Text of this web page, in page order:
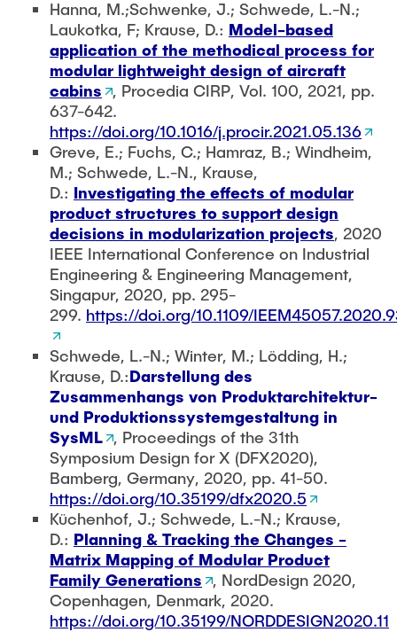
Hanna, M.;Schwenke, J.; Schwede, L.-N.;
Laukotka, F; Krause, D.: Model-based
application of the methodical process for
modular lightweight design of aircraft
cabins
, Procedia CIRP, Vol. 100, 2021, pp.
637-642.
https://doi.org/10.1016/j.procir.2021.05.136
Greve, E.; Fuchs, C.; Hamraz, B.; Windheim,
M.; Schwede, L.-N., Krause,
D.: Investigating the effects of modular
product structures to support design
decisions in modularization projects, 2020
IEEE International Conference on Industrial
Engineering & Engineering Management,
Singapur, 2020, pp. 295-
299. https://doi.org/10.1109/
Schwede, L.-N.; Winter, M.; Lödding, H.;
Krause, D.:Darstellung des
Zusammenhangs von Produktarchitektur-
und Produktionssystemgestaltung in
SysML , Proceedings of the 31th
Symposium Design for X (DFX2020),
Bamberg, Germany, 2020, pp. 41-50.
https://doi.org/10.35199/dfx2020.5
Küchenhof, J.; Schwede, L.-N.; Krause,
D.: Planning & Tracking the Changes -
Matrix Mapping of Modular Product
Family Generations
, NordDesign 2020,
Copenhagen, Denmark, 2020.
https://doi.org/10.35199/NORDDESIGN2020.11